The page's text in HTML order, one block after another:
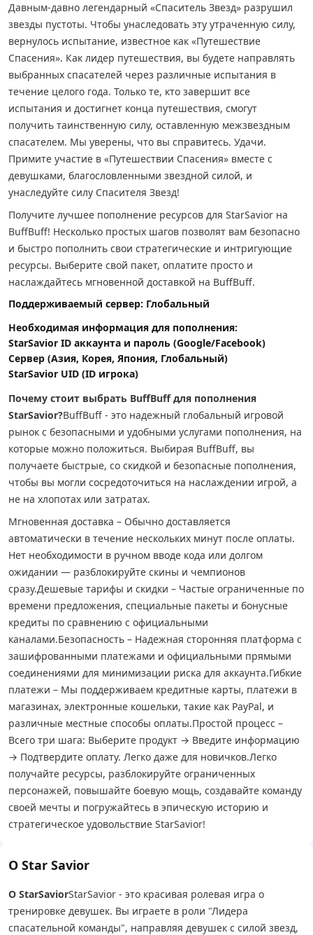
Давным-давно легендарный «Спаситель Звезд» разрушил
звезды пустоты. Чтобы унаследовать эту утраченную силу,
вернулось испытание, известное как «Путешествие
Спасения». Как лидер путешествия, вы будете направлять
выбранных спасателей через различные испытания в
течение целого года. Только те, кто завершит все
испытания и достигнет конца путешествия, смогут
получить таинственную силу, оставленную межзвездным
спасателем. Мы уверены, что вы справитесь. Удачи.
Примите участие в «Путешествии Спасения» вместе с
девушками, благословленными звездной силой, и
унаследуйте силу Спасителя Звезд!
Получите лучшее пополнение ресурсов для StarSavior на
BuffBuff! Несколько простых шагов позволят вам безопасно
и быстро пополнить свои стратегические и интригующие
ресурсы. Выберите свой пакет, оплатите просто и
наслаждайтесь мгновенной доставкой на BuffBuff.
Поддерживаемый сервер: Глобальный
Необходимая информация для пополнения:
StarSavior ID аккаунта и пароль (Google/Facebook)
Сервер (Азия, Корея, Япония, Глобальный)
StarSavior UID (ID игрока)
Почему стоит выбрать BuffBuff для пополнения
StarSavior?BuffBuff - это надежный глобальный игровой
рынок с безопасными и удобными услугами пополнения, на
которые можно положиться. Выбирая BuffBuff, вы
получаете быстрые, со скидкой и безопасные пополнения,
чтобы вы могли сосредоточиться на наслаждении игрой, а
не на хлопотах или затратах.
Мгновенная доставка – Обычно доставляется
автоматически в течение нескольких минут после оплаты.
Нет необходимости в ручном вводе кода или долгом
ожидании — разблокируйте скины и чемпионов
сразу.Дешевые тарифы и скидки – Частые ограниченные по
времени предложения, специальные пакеты и бонусные
кредиты по сравнению с официальными
каналами.Безопасность – Надежная сторонняя платформа с
зашифрованными платежами и официальными прямыми
соединениями для минимизации риска для аккаунта.Гибкие
платежи – Мы поддерживаем кредитные карты, платежи в
магазинах, электронные кошельки, такие как PayPal, и
различные местные способы оплаты.Простой процесс –
Всего три шага: Выберите продукт → Введите информацию
→ Подтвердите оплату. Легко даже для новичков.Легко
получайте ресурсы, разблокируйте ограниченных
персонажей, повышайте боевую мощь, создавайте команду
своей мечты и погружайтесь в эпическую историю и
стратегическое удовольствие StarSavior!
О Star Savior
О StarSaviorStarSavior - это красивая ролевая игра о
тренировке девушек. Вы играете в роли "Лидера
спасательной команды", направляя девушек с силой звезд,